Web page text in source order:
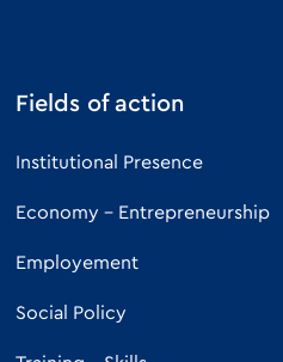
Fields of action
Institutional Presence
Economy - Entrepreneurship
Employement
Social Policy